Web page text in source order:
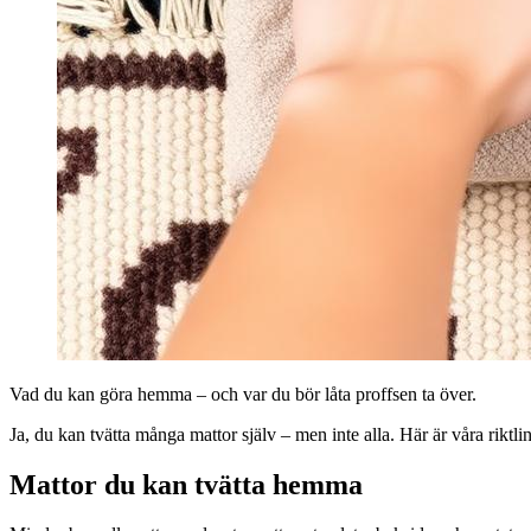
Vad du kan göra hemma – och var du bör låta proffsen ta över.
Ja, du kan tvätta många mattor själv – men inte alla. Här är våra
Mattor du kan tvätta hemma